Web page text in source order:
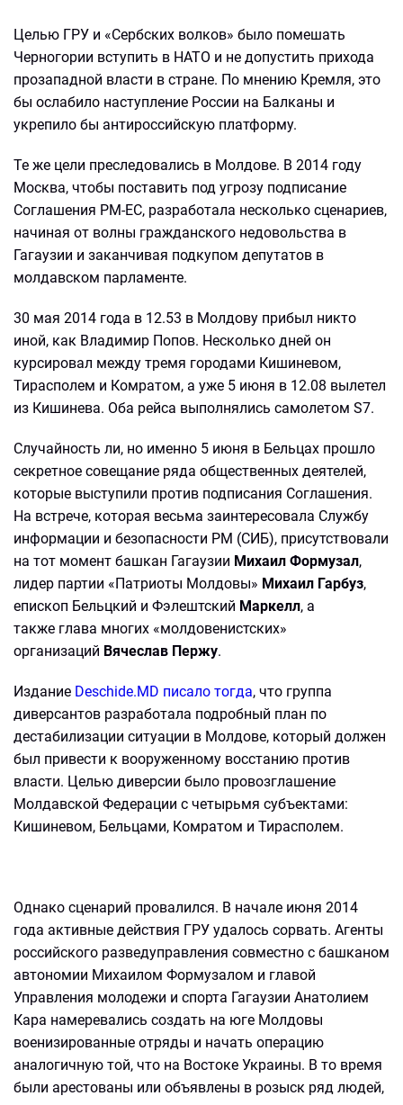
Целью ГРУ и «Сербских волков» было помешать
Черногории вступить в НАТО и не допустить прихода
прозападной власти в стране. По мнению Кремля, это
бы ослабило наступление России на Балканы и
укрепило бы антироссийскую платформу.
Те же цели преследовались в Молдове. В 2014 году
Москва, чтобы поставить под угрозу подписание
Соглашения РМ-ЕС, разработала несколько сценариев,
начиная от волны гражданского недовольства в
Гагаузии и заканчивая подкупом депутатов в
молдавском парламенте.
30 мая 2014 года в 12.53 в Молдову прибыл никто
иной, как Владимир Попов. Несколько дней он
курсировал между тремя городами Кишиневом,
Тирасполем и Комратом, а уже 5 июня в 12.08 вылетел
из Кишинева. Оба рейса выполнялись самолетом S7.
Случайность ли, но именно 5 июня в Бельцах прошло
секретное совещание ряда общественных деятелей,
которые выступили против подписания Соглашения.
На встрече, которая весьма заинтересовала Службу
информации и безопасности РМ (СИБ), присутствовали
на тот момент башкан Гагаузии Михаил Формузал,
лидер партии «Патриоты Молдовы» Михаил Гарбуз,
епископ Бельцкий и Фэлештский Маркелл, а
также глава многих «молдовенистских»
организаций Вячеслав Пержу.
Издание Deschide.MD писало тогда, что группа
диверсантов разработала подробный план по
дестабилизации ситуации в Молдове, который должен
был привести к вооруженному восстанию против
власти. Целью диверсии было провозглашение
Молдавской Федерации с четырьмя субъектами:
Кишиневом, Бельцами, Комратом и Тирасполем.
Однако сценарий провалился. В начале июня 2014
года активные действия ГРУ удалось сорвать. Агенты
российского разведуправления совместно с башканом
автономии Михаилом Формузалом и главой
Управления молодежи и спорта Гагаузии Анатолием
Кара намеревались создать на юге Молдовы
военизированные отряды и начать операцию
аналогичную той, что на Востоке Украины. В то время
были арестованы или объявлены в розыск ряд людей,